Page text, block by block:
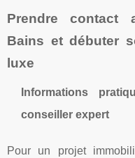
Prendre contact
Bains et débuter
luxe
Informations
conseiller expert
Pour un projet